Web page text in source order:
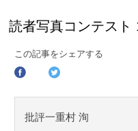
読者写真コンテスト
この記事をシェアする
批評一重村 洵